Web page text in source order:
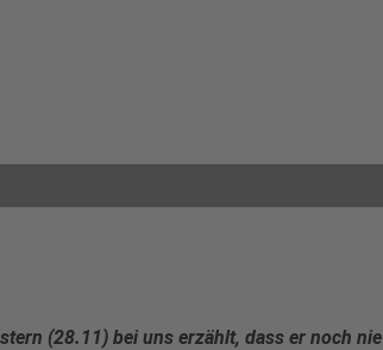
(28.11) bei uns erzählt, dass er noch nie